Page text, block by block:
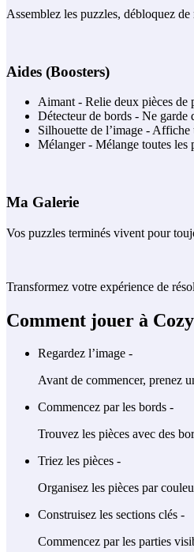
Assemblez les puzzles, débloquez
Aides (Boosters)
Aimant - Relie deux pièces de
Détecteur de bords - Ne garde
Silhouette de l’image -
Mélanger - Mélange toutes les
Ma Galerie
Vos puzzles terminés vivent pour
Transformez votre expérience de
Comment jouer à
Regardez l’image -
Avant de commencer, prenez
Commencez par les bords -
Trouvez les pièces avec des
Triez les pièces -
Organisez les pièces par
Construisez les sections clés -
Commencez par les parties